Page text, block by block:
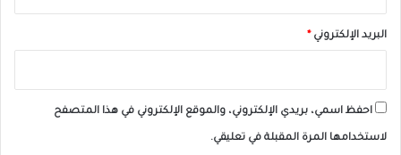
البريد الإلكتروني*
احفظ اسمي، بريدي الإلكتروني، والموقع الإلكتروني في هذا المتصفح
لاستخدامها المرة المقبلة في تعليقي.